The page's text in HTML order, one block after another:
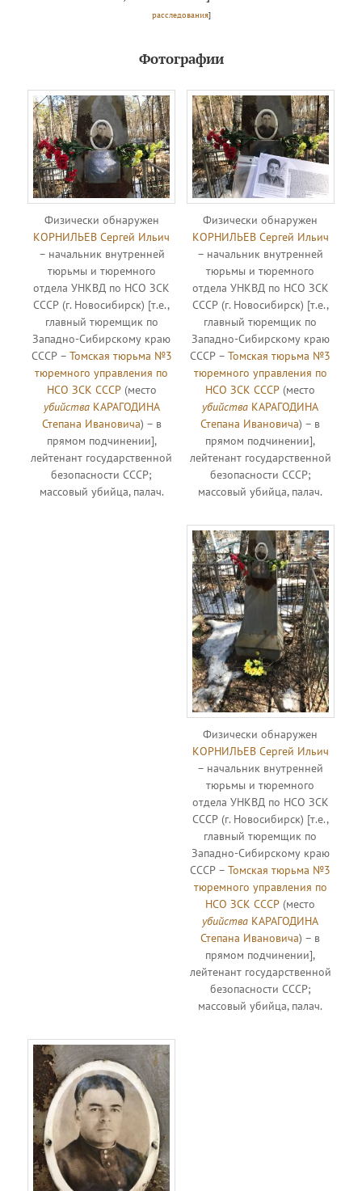
расследования]
Фотографии
Физически обнаружен
КОРНИЛЬЕВ Сергей Ильич
– начальник внутренней
тюрьмы и тюремного
отдела УНКВД по НСО ЗСК
СССР (г. Новосибирск) [т.е.,
главный тюремщик по
Западно-Сибирскому краю
СССР – Томская тюрьма №3
тюремного управления по
НСО ЗСК СССР(место
убийства КАРАГОДИНА
Степана Ивановича) – в
прямом подчинении],
лейтенант государственной
безопасности СССР;
массовый убийца, палач.
Физически обнаружен
КОРНИЛЬЕВ Сергей Ильич
– начальник внутренней
тюрьмы и тюремного
отдела УНКВД по НСО ЗСК
СССР (г. Новосибирск) [т.е.,
главный тюремщик по
Западно-Сибирскому краю
СССР –Томская тюрьма №3
тюремного управления по
НСО ЗСК СССР (место
убийства КАРАГОДИНА
Степана Ивановича) – в
прямом подчинении],
лейтенант государственной
безопасности СССР;
массовый убийца, палач.
Физически обнаружен
КОРНИЛЬЕВ Сергей Ильич
– начальник внутренней
тюрьмы и тюремного
отдела УНКВД по НСО ЗСК
СССР (г. Новосибирск) [т.е.,
главный тюремщик по
Западно-Сибирскому краю
СССР –Томская тюрьма №3
тюремного управления по
НСО ЗСК СССР (место
убийства КАРАГОДИНА
Степана Ивановича) – в
прямом подчинении],
лейтенант государственной
безопасности СССР;
массовый убийца, палач.